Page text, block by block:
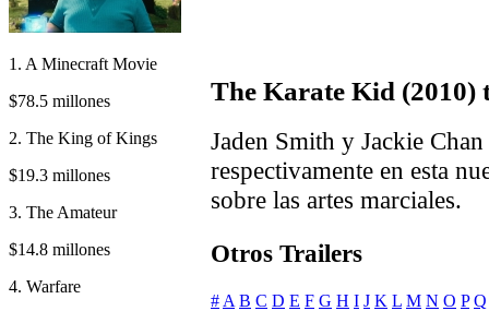
1. A Minecraft Movie
$78.5 millones
2. The King of Kings
$19.3 millones
3. The Amateur
$14.8 millones
4. Warfare
The Karate Kid (2010)
Jaden Smith y Jackie
respectivamente en esta
sobre las artes marciales.
Otros Trailers
# A B C D E F G H I J K L M N O P Q